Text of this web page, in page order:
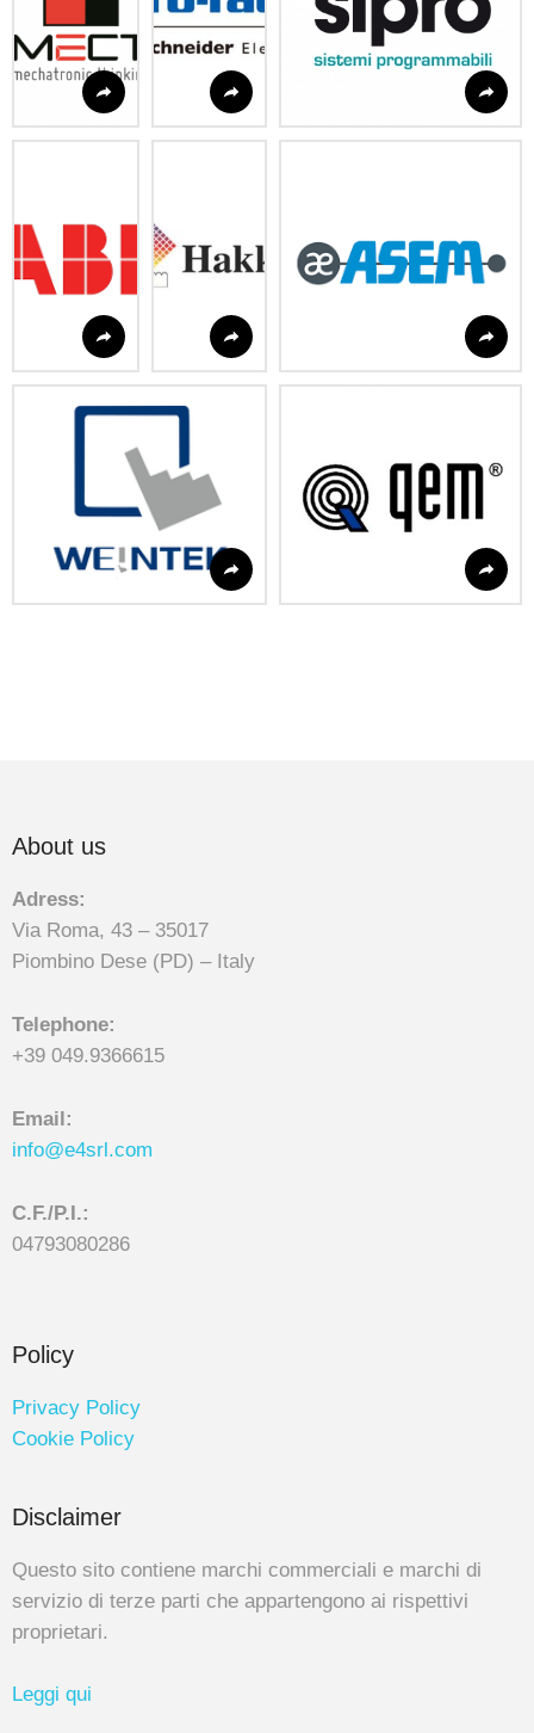
About us
Adress:
Via Roma, 43 – 35017
Piombino Dese (PD) – Italy
Telephone:
+39 049.9366615
Email:
info@e4srl.com
C.F./P.I.:
04793080286
Policy
Privacy Policy
Cookie Policy
Disclaimer
Questo sito contiene marchi commerciali e marchi di
servizio di terze parti che appartengono ai rispettivi
proprietari.
Leggi qui